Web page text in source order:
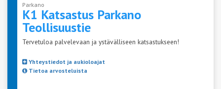
Parkano
K1 Katsastus Parkano
Teollisuustie
Tervetuloa palvelevaan ja ystävälliseen katsastukseen!
Yhteystiedot ja aukioloajat
Tietoa arvosteluista